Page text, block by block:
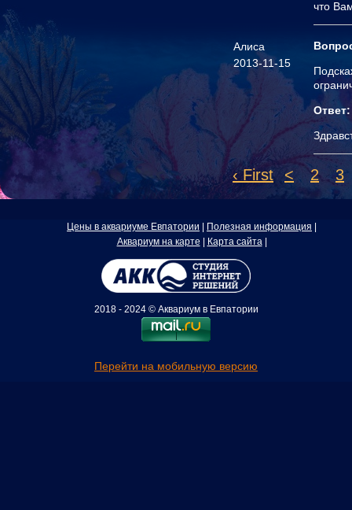
что
Алиса
2013-11-15
Ответ:
‹ First < 2 3
Цены в аквариуме Евпатории Полезная информация
Аквариум на карте
Карта сайта|
2018 - 2024 © Аквариум в Евпатории
Перейти на мобильную версию